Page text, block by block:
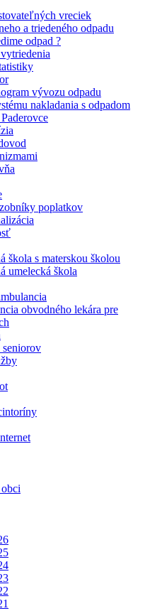
vreciek
a triedeného odpadu
odpad ?
vývozu odpadu
nakladania s odpadom
poplatkov
škola s materskou školou
umelecká škola
obvodného lekára pre
seniorov